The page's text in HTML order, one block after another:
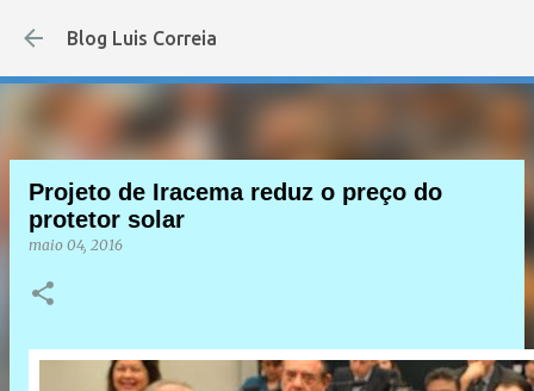
Blog Luis Correia
Projeto de Iracema reduz o preço do
protetor solar
maio 04, 2016